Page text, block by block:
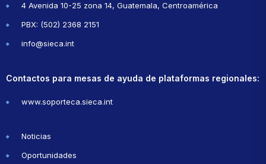
4 Avenida 10-25 zona 14, Guatemala, Centroamérica
PBX: (502) 2368 2151
info@sieca.int
Contactos para mesas de ayuda de plataformas regionales:
www.soporteca.sieca.int
Noticias
Oportunidades